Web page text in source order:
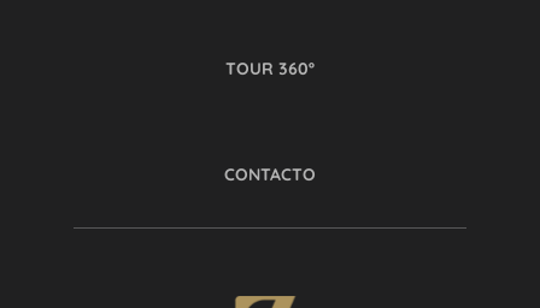
TOUR 360º
CONTACTO